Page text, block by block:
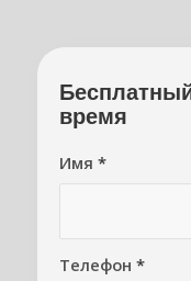
время
Имя *
Телефон *